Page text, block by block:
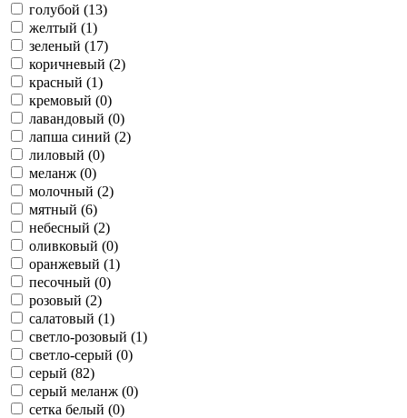
голубой (13)
желтый (1)
зеленый (17)
коричневый (2)
красный (1)
кремовый (0)
лавандовый (0)
лапша синий (2)
лиловый (0)
меланж (0)
молочный (2)
мятный (6)
небесный (2)
оливковый (0)
оранжевый (1)
песочный (0)
розовый (2)
салатовый (1)
светло-розовый (1)
светло-серый (0)
серый (82)
серый меланж (0)
сетка белый (0)